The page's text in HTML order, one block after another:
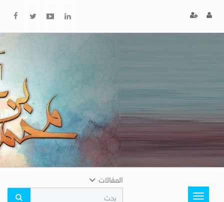
Toggle
المقالات